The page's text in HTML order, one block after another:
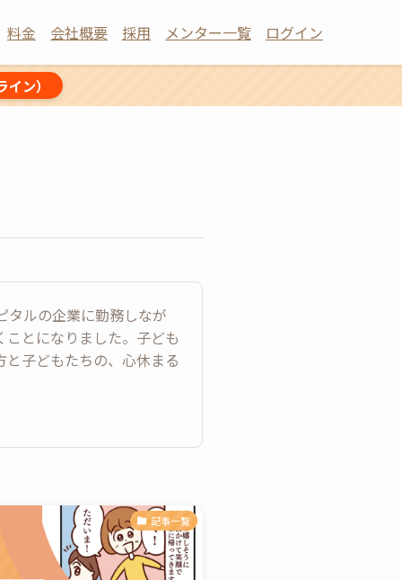
料金 会社概要 採用 メンター一覧 ログイン
ン）
タルの企業に勤務しなが
とになりました。子ども
子どもたちの、心休まる
記事一覧